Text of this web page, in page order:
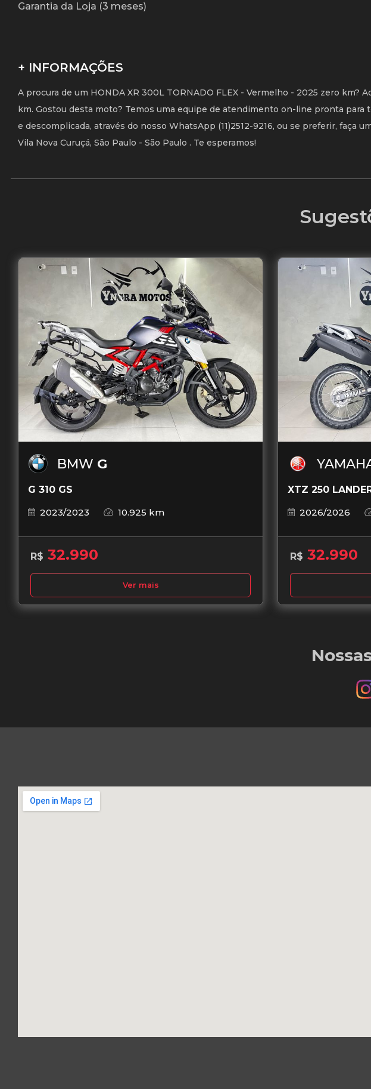
Garantia da Loja (3 meses)
+ INFORMAÇÕES
A procura de um HONDA XR 300L TORNADO FLEX - Vermelho - 2025 zero km?
km. Gostou desta moto? Temos uma equipe de atendimento on-line pronta para
e descomplicada, através do nosso WhatsApp (11)2512-9216, ou se preferir, faça
Vila Nova Curuçá, São Paulo - São Paulo . Te esperamos!
BMW G
G 310 GS
2023/2023
10.925 km
R$ 32.990
Ver mais
XTZ 250
2026/2026
R$ 32.990